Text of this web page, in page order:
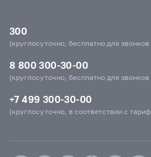
300
(круглосуточно, бесплатно для
8 800 300-30-00
(круглосуточно, бесплатно для
+7 499 300-30-00
(круглосуточно, в соответствии с